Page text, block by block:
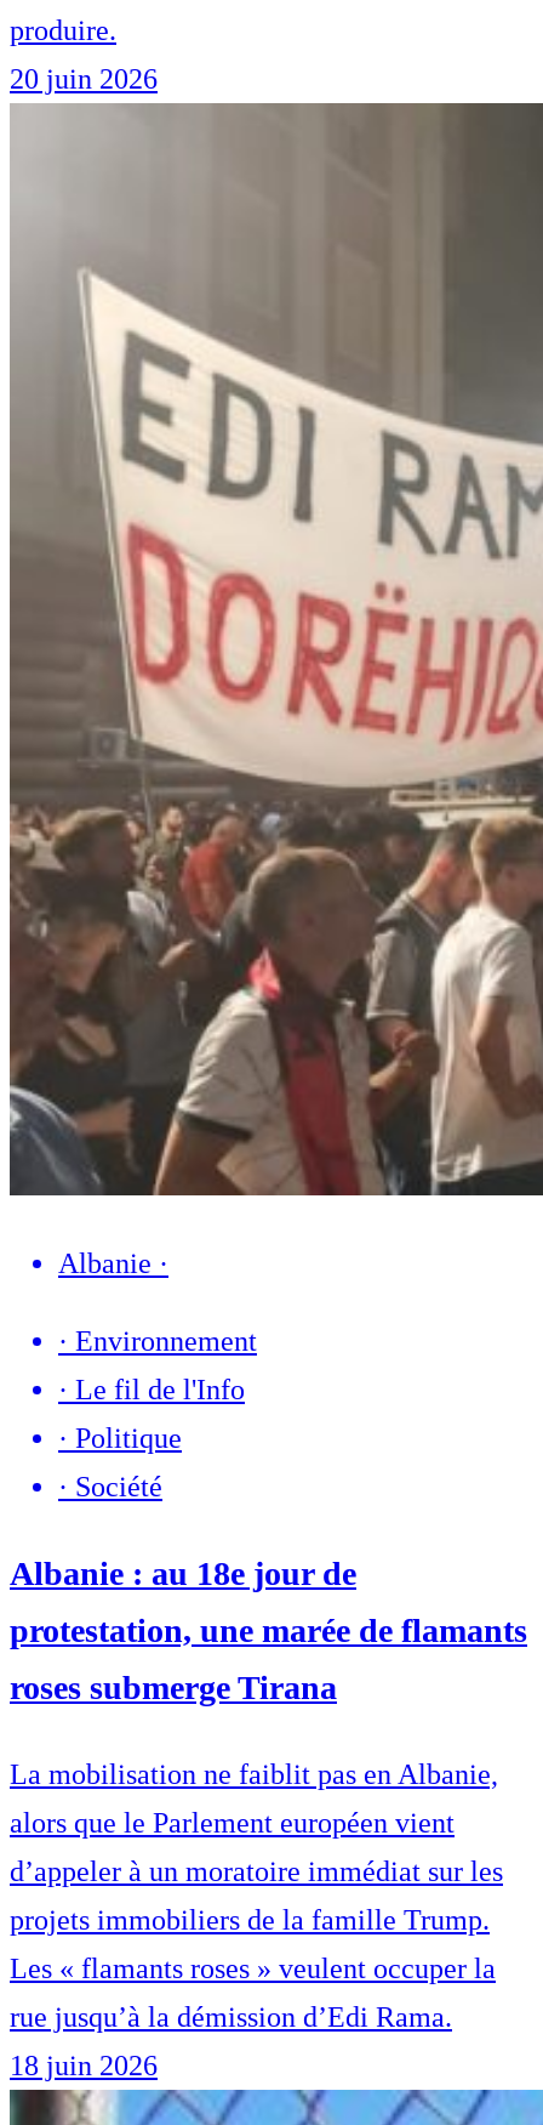
produire.
20 juin 2026
Albanie ·
· Environnement
· Le fil de l'Info
· Politique
· Société
Albanie : au 18e jour de
protestation, une marée de flamants
roses submerge Tirana
La mobilisation ne faiblit pas en Albanie,
alors que le Parlement européen vient
d’appeler à un moratoire immédiat sur les
projets immobiliers de la famille Trump.
Les « flamants roses » veulent occuper la
rue jusqu’à la démission d’Edi Rama.
18 juin 2026